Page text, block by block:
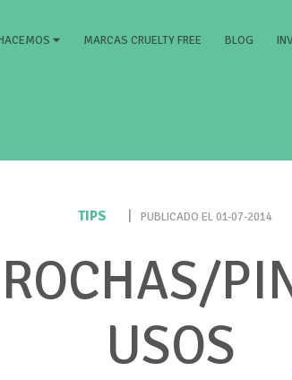
MARCAS CRUELTY FREE BLOG
TIPS PUBLICADO EL 01-07-2014
USOS